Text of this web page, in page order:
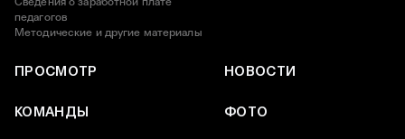
педагогов
Методические и другие материалы
ПРОСМОТР НОВОСТИ
КОМАНДЫ ФОТО